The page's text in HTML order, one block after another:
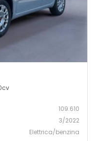
109.610
3/2022
Elettrica/benzina